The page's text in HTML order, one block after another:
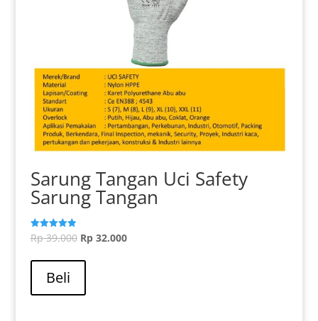
Sarung Tangan Uci Safety
Sarung Tangan
Dinilai
5.00
Rp39.000 Harga
Rp32.000Harga
Beli